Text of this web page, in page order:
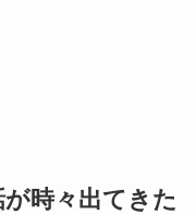
時々出てきた